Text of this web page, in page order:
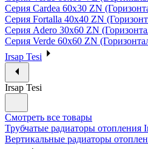
Серия Cardea 60х30 ZN
Серия Fortalla 40х40 ZN
Серия Adero 30х60 ZN
Серия Verde 60х60 ZN
Irsap Tesi
Irsap Tesi
Смотреть все товары
Трубчатые радиаторы отопления
Вертикальные радиаторы